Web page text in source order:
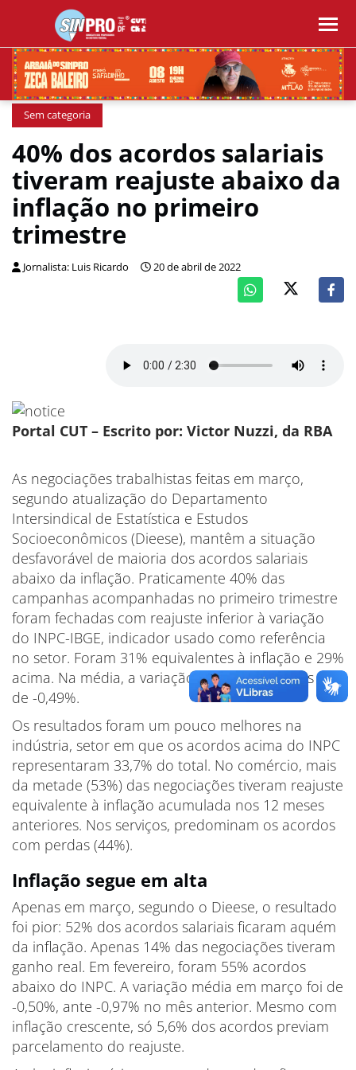
Sem categoria
40% dos acordos salariais
tiveram reajuste abaixo da
inflação no primeiro
trimestre
Jornalista: Luis Ricardo 20 de abril de 2022
Portal CUT – Escrito por: Victor Nuzzi, da RBA
As negociações trabalhistas feitas em março,
segundo atualização do Departamento
Intersindical de Estatística e Estudos
Socioeconômicos (Dieese), mantêm a situação
desfavorável de maioria dos acordos salariais
abaixo da inflação. Praticamente 40% das
campanhas acompanhadas no primeiro trimestre
foram fechadas com reajuste inferior à variação
do INPC-IBGE, indicador usado como referência
no setor. Foram 31% equivalentes à inflação e 29%
acima. Na média, a variação real dos reajustes é
de -0,49%.
Os resultados foram um pouco melhores na
indústria, setor em que os acordos acima do INPC
representaram 33,7% do total. No comércio, mais
da metade (53%) das negociações tiveram reajuste
equivalente à inflação acumulada nos 12 meses
anteriores. Nos serviços, predominam os acordos
com perdas (44%).
Inflação segue em alta
Apenas em março, segundo o Dieese, o resultado
foi pior: 52% dos acordos salariais ficaram aquém
da inflação. Apenas 14% das negociações tiveram
ganho real. Em fevereiro, foram 55% acordos
abaixo do INPC. A variação média em março foi de
-0,50%, ante -0,97% no mês anterior. Mesmo com
inflação crescente, só 5,6% dos acordos previam
parcelamento do reajuste.